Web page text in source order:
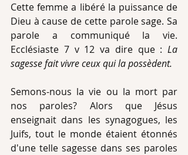
Cette femme a libéré la puissance de
Dieu à cause de cette parole sage. Sa
parole a communiqué la vie.
Ecclésiaste 7 v 12 va dire que : La
sagesse fait vivre ceux qui la possèdent.
Semons-nous la vie ou la mort par
nos paroles? Alors que Jésus
enseignait dans les synagogues, les
Juifs, tout le monde étaient étonnés
d'une telle sagesse dans ses paroles